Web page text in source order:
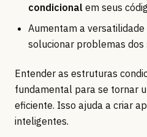
condicional em seus
Aumentam a versatilidade
solucionar problemas dos
Entender as estruturas
fundamental para se tornar
eficiente. Isso ajuda a criar
inteligentes.